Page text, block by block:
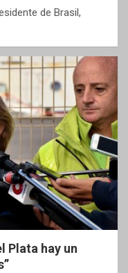
de Brasil,
Plata hay un